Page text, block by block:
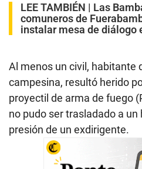
LEE TAMBIÉN | Las
comuneros de
instalar mesa de diálogo
Al menos un civil, habitante
campesina, resultó herido
proyectil de arma de fuego
no pudo ser trasladado a
presión de un exdirigente.